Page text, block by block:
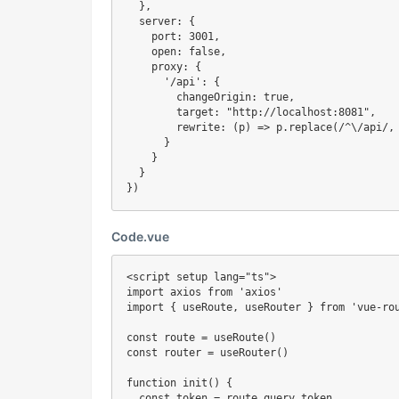
} ,
  server
:
{
    port
: 3001,
    open
: false,
    proxy
:
{
'/api' :
{
        changeOrigin
: true,
        target
: "http://localhost:8081" ,
rewrite: ( p) => p. replace( /^\/api/ ,
}
}
}
} )
Code.vue
<script setup lang="ts">
import axios from
'axios'
import
{ useRoute, useRouter } from 'vue-
const route = useRoute( )
const router = useRouter( )
function init ( )
{